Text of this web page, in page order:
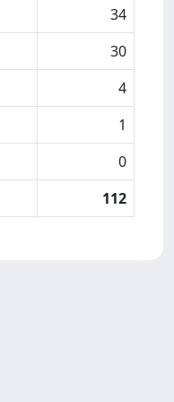
34
30
4
1
0
112